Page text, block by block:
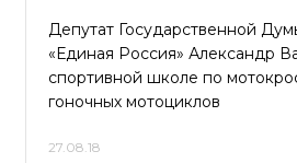
Депутат Государственной
«Единая Россия» Александр
спортивной школе по
гоночных мотоциклов
27.08.18